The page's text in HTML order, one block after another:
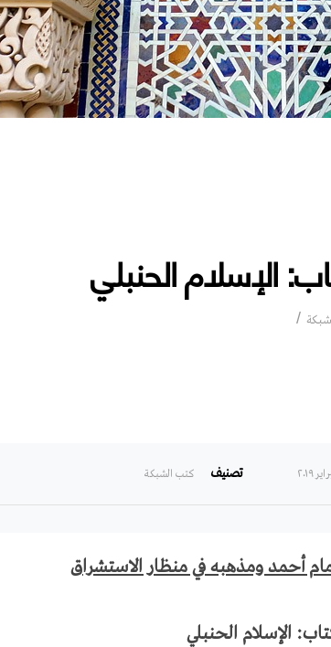
الإسلام الحنبلي
تصنيف كتب الشبكة
أحمد ومذهبه في منظار الاستشراق
الإسلام الحنبلي